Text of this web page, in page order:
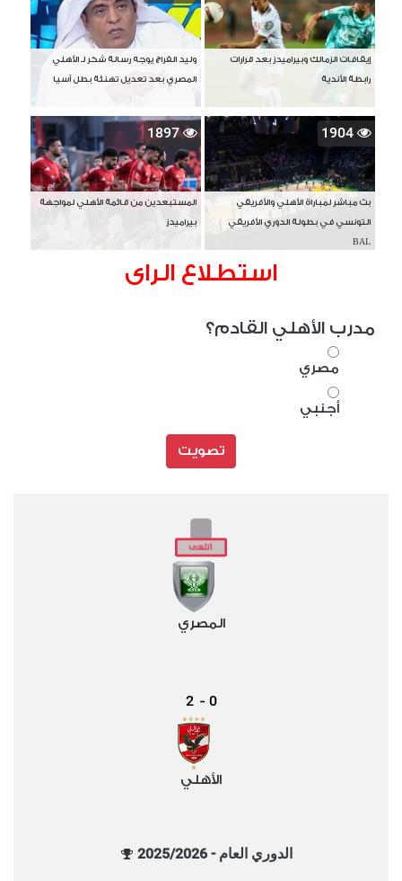
إيقافات الزمالك وبيراميدز بعد قرارات
رابطة الأندية
وليد الفراج يوجه رسالة شكر لـ الأهلي
المصري بعد تعديل تهنئة بطل آسيا
1904
بث مباشر لمباراة الأهلي والأفريقي
التونسي في بطولة الدوري الأفريقي
BAL
1897
المستبعدين من قائمة الأهلي لمواجهة
بيراميدز
استطلاع الراى
مدرب الأهلي القادم؟
مصري
أجنبي
تصويت
المصري
0
-
2
الأهلي
الدوري العام - 2025/2026